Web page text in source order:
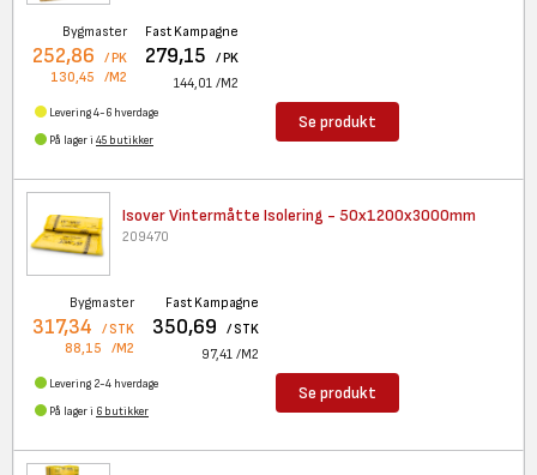
Bygmaster
252,86 / PK
130,45 /M2
Fast Kampagne
279,15 / PK
144,01 /M2
Levering 4-6 hverdage
På lager i 45 butikker
Se produkt
Isover Vintermåtte Isolering - 50x1200x3000mm
209470
Bygmaster
317,34 / STK
88,15 /M2
Fast Kampagne
350,69 / STK
97,41 /M2
Levering 2-4 hverdage
På lager i 6 butikker
Se produkt